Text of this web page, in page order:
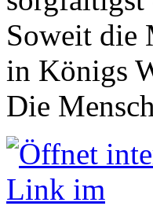
Soweit die
in Königs
Die